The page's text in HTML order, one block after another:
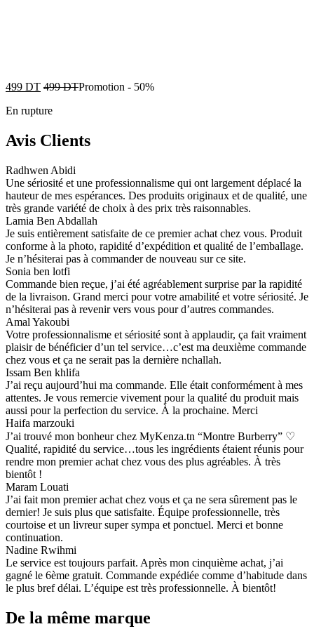
499 DT 499DTPromotion - 50%
En rupture
Avis Clients
Radhwen Abidi
Une sériosité et une professionnalisme qui ont largement déplacé la
hauteur de mes espérances. Des produits originaux et de qualité, une
très grande variété de choix à des prix très raisonnables.
Lamia Ben Abdallah
Je suis entièrement satisfaite de ce premier achat chez vous. Produit
conforme à la photo, rapidité d’expédition et qualité de l’emballage.
Je n’hésiterai pas à commander de nouveau sur ce site.
Sonia ben lotfi
Commande bien reçue, j’ai été agréablement surprise par la rapidité
de la livraison. Grand merci pour votre amabilité et votre sériosité. Je
n’hésiterai pas à revenir vers vous pour d’autres commandes.
Amal Yakoubi
Votre professionnalisme et sériosité sont à applaudir, ça fait vraiment
plaisir de bénéficier d’un tel service…c’est ma deuxième commande
chez vous et ça ne serait pas la dernière nchallah.
Issam Ben khlifa
J’ai reçu aujourd’hui ma commande. Elle était conformément à mes
attentes. Je vous remercie vivement pour la qualité du produit mais
aussi pour la perfection du service. À la prochaine. Merci
Haifa marzouki
J’ai trouvé mon bonheur chez MyKenza.tn “Montre Burberry” ♡
Qualité, rapidité du service…tous les ingrédients étaient réunis pour
rendre mon premier achat chez vous des plus agréables. À très
bientôt !
Maram Louati
J’ai fait mon premier achat chez vous et ça ne sera sûrement pas le
dernier! Je suis plus que satisfaite. Équipe professionnelle, très
courtoise et un livreur super sympa et ponctuel. Merci et bonne
continuation.
Nadine Rwihmi
Le service est toujours parfait. Après mon cinquième achat, j’ai
gagné le 6ème gratuit. Commande expédiée comme d’habitude dans
le plus bref délai. L’équipe est très professionnelle. À bientôt!
De la même marque